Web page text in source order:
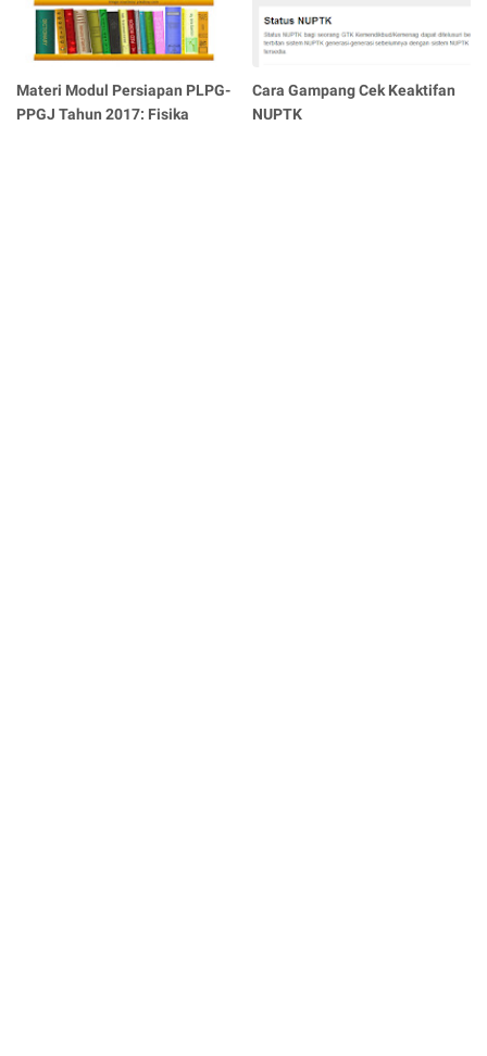
Materi Modul Persiapan PLPG-
PPGJ Tahun 2017: Fisika
Cara Gampang Cek Keaktifan
NUPTK